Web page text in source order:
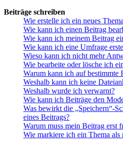
Beiträge schreiben
Wie erstelle ich ein neues
Wie kann ich einen Beitrag
Wie kann ich meinem Beitrag
Wie kann ich eine Umfrage
Wieso kann ich nicht mehr
Wie bearbeite oder lösche ich
Warum kann ich auf bestimmte
Weshalb kann ich keine
Weshalb wurde ich verwarnt?
Wie kann ich Beiträge den
Was bewirkt die „Speichern“-
eines Beitrags?
Warum muss mein Beitrag erst
Wie markiere ich ein Thema als